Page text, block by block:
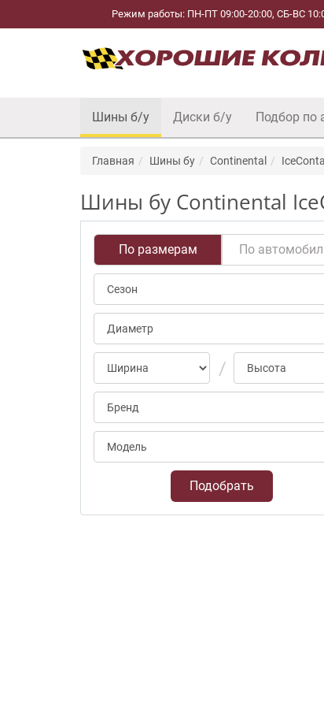
Режим работы: ПН-ПТ 09:00-20:00, СБ-ВС
Шины б/у Диски б/у Подбор по
Главная Шины бу Continental
Шины бу Continental
По размерам По
Подобрать